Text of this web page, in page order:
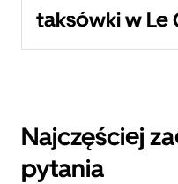
taksówki w Le
Najczęściej
pytania